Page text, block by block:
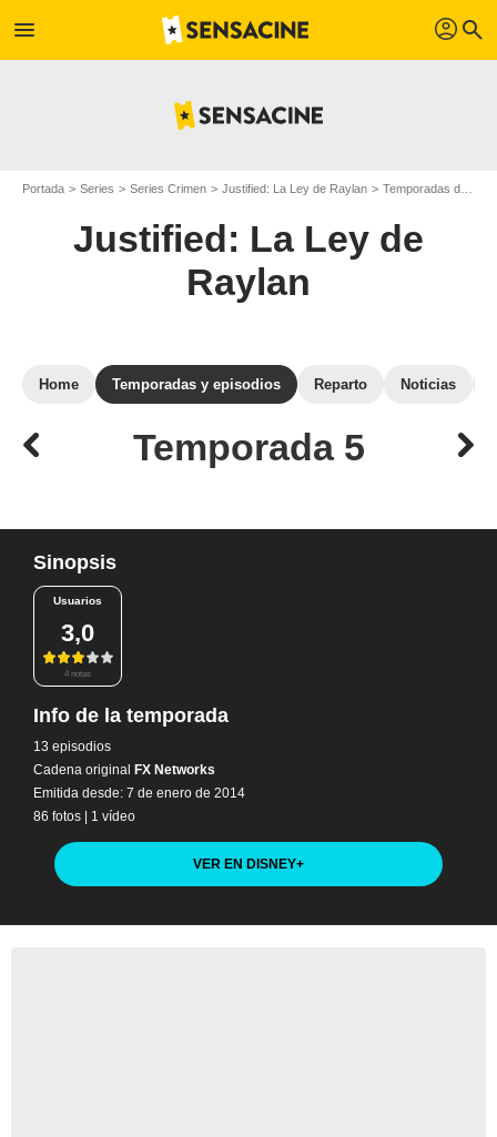
menu profil search
Portada Series Series Crimen Justified: La Ley de Raylan Temporadas de Justified: La Ley de Raylan
Justified: La Ley de
Raylan
Home Temporadas y episodios Reparto Noticias
Temporada 5
Sinopsis
Usuarios
3,0
4 notas
Info de la temporada
13 episodios
Cadena original FX Networks
Emitida desde: 7 de enero de 2014
86 fotos | 1 vídeo
VER EN DISNEY+